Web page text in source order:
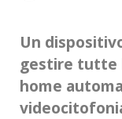
Un
gestire tutte
home